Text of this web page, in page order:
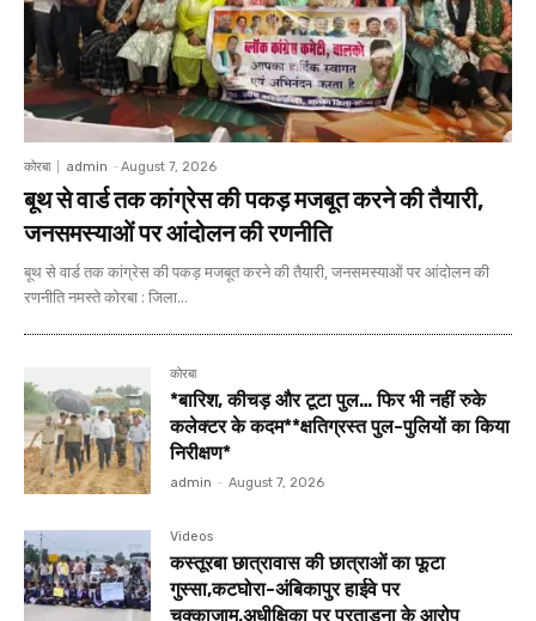
कोरबा admin - August 7, 2026
बूथ से वार्ड तक कांग्रेस की पकड़ मजबूत करने की तैयारी,
जनसमस्याओं पर आंदोलन की रणनीति
बूथ से वार्ड तक कांग्रेस की पकड़ मजबूत करने की तैयारी, जनसमस्याओं पर आंदोलन की
रणनीति नमस्ते कोरबा : जिला...
कोरबा
*बारिश, कीचड़ और टूटा पुल… फिर भी नहीं रुके
कलेक्टर के कदम**क्षतिग्रस्त पुल-पुलियों का किया
निरीक्षण*
admin - August 7, 2026
Videos
कस्तूरबा छात्रावास की छात्राओं का फूटा
गुस्सा,कटघोरा-अंबिकापुर हाईवे पर
चक्काजाम,अधीक्षिका पर प्रताड़ना के आरोप